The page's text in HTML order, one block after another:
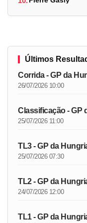
Últimos
Corrida - GP da
26/07/2026 10:00
Classificação - GP
25/07/2026 11:00
TL3 - GP da
25/07/2026 07:30
TL2 - GP da
24/07/2026 12:00
TL1 - GP da